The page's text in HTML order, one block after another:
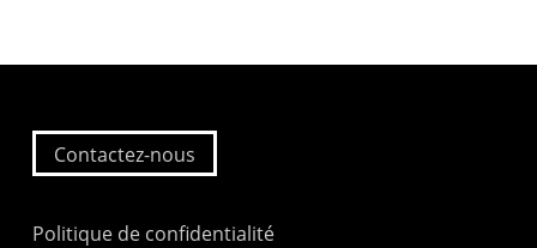
Contactez-nous
Politique de confidentialité